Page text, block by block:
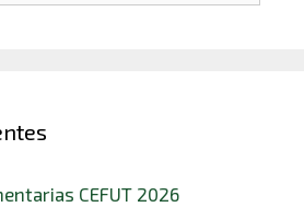
CEFUT 2026